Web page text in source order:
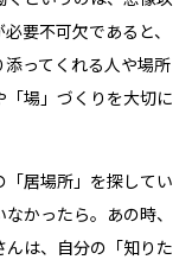
要不可欠であると、
ってくれる人や場所
場」づくりを大切に
居場所」を探してい
かったら。あの時、
は、自分の「知りた